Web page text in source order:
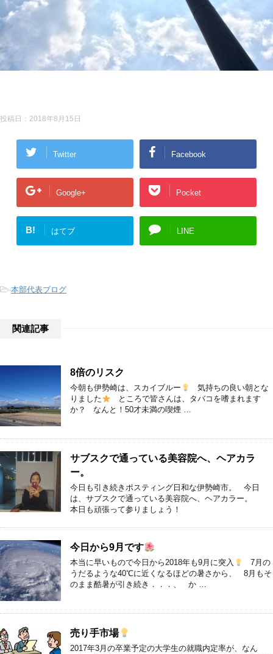
投稿日： 2018年8月15日
Twitter Facebook
Google+ Pocket
B! はてブ LINE
-本部代表ブログ
関連記事
8倍のリスク
今朝も伊勢崎は、スカイブルー
気持ちの良い朝とな
りました
ところで皆さんは、タバコを嗜まれます
か？ なんと！50才未満の喫煙 …
サブスクで通っている美容院へ、ヘアカラ
ー。
今日も引き続きポスティング日和な伊勢崎市。 今日
は、サブスクで通っている美容院へ、ヘアカラー。
本日も頑張って参りましょう！
今日から9月です
本当に早いもので今日から2018年も9月に突入
7月の
うだるような40℃に近くなるほどの暑さから、 8月もそ
のまま酷暑が引き続き．．．、 か …
売り手市場
2017年3月の卒業予定の大学生の就職内定率が、なん